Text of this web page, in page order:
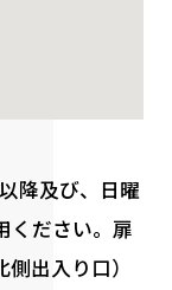
降及び、日曜
ください。扉
出入り口）